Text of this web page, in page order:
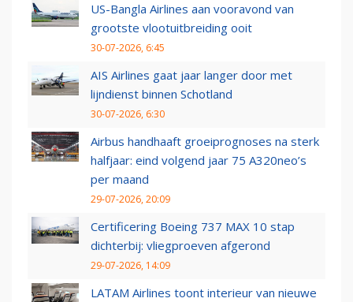
US-Bangla Airlines aan vooravond van
grootste vlootuitbreiding ooit
30-07-2026, 6:45
AIS Airlines gaat jaar langer door met
lijndienst binnen Schotland
30-07-2026, 6:30
Airbus handhaaft groeiprognoses na sterk
halfjaar: eind volgend jaar 75 A320neo’s
per maand
29-07-2026, 20:09
Certificering Boeing 737 MAX 10 stap
dichterbij: vliegproeven afgerond
29-07-2026, 14:09
LATAM Airlines toont interieur van nieuwe